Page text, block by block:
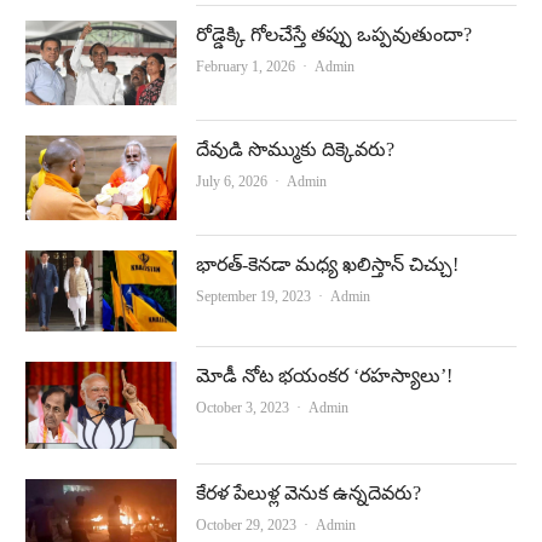
రోడ్డెక్కి గోలచేస్తే తప్పు ఒప్పవుతుందా?
February 1, 2026 Author
Admin
దేవుడి సొమ్ముకు దిక్కెవ‌రు?
July 6, 2026 Author
Admin
భారత్‌-కెనడా మధ్య ఖలిస్తాన్‌ చిచ్చు!
September 19, 2023 Author
Admin
మోడీ నోట భయంకర ‘రహస్యాలు’!
October 3, 2023 Author
Admin
కేరళ పేలుళ్ల వెనుక ఉన్నదెవరు?
October 29, 2023 Author
Admin